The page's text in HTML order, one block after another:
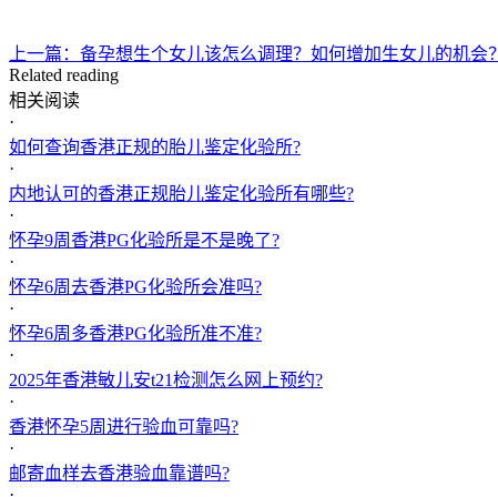
上一篇：备孕想生个女儿该怎么调理？如何增加生女儿的机会？
Related reading
相关阅读
·
如何查询香港正规的胎儿鉴定化验所?
·
内地认可的香港正规胎儿鉴定化验所有哪些?
·
怀孕9周香港PG化验所是不是晚了?
·
怀孕6周去香港PG化验所会准吗?
·
怀孕6周多香港PG化验所准不准?
·
2025年香港敏儿安t21检测怎么网上预约?
·
香港怀孕5周进行验血可靠吗?
·
邮寄血样去香港验血靠谱吗?